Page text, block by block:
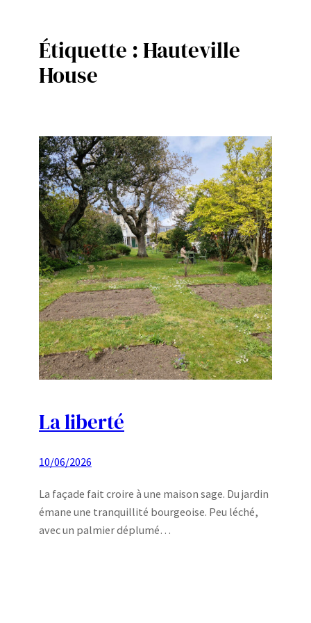
contenu
Étiquette :Hauteville
House
La liberté
10/06/2026
La façade fait croire à une maison sage. Du jardin
émane une tranquillité bourgeoise. Peu léché,
avec un palmier déplumé…